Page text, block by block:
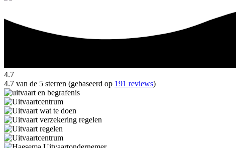
4.7
4.7 van de 5 sterren (gebaseerd op 191 reviews)